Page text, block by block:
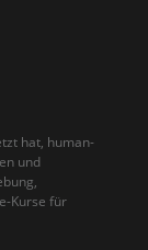
hat, human-
und
Kurse für